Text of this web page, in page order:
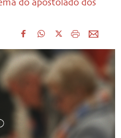
do apostolado dos